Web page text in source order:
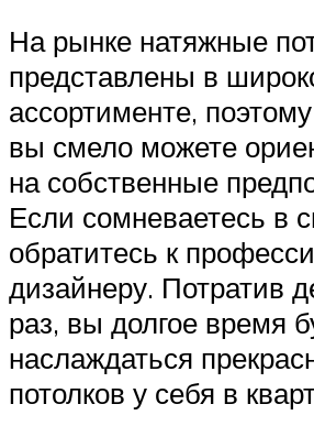
На рынке натяжные
представлены в
ассортименте,
вы смело можете
на собственные
Если сомневаетесь в
обратитесь к
дизайнеру. Потратив
раз, вы долгое время
наслаждаться
потолков у себя в